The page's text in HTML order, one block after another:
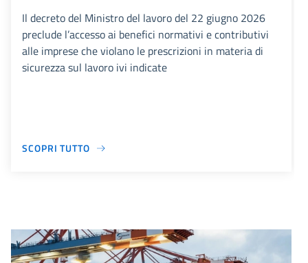
Il decreto del Ministro del lavoro del 22 giugno 2026
preclude l’accesso ai benefici normativi e contributivi
alle imprese che violano le prescrizioni in materia di
sicurezza sul lavoro ivi indicate
SCOPRI TUTTO